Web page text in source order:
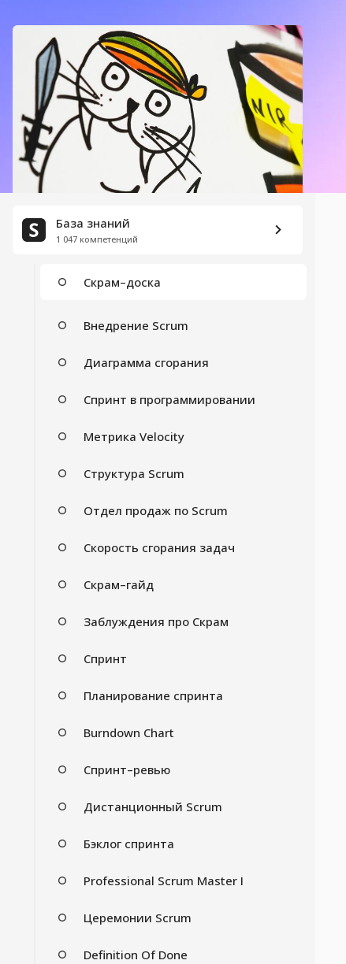
База знаний
1 047 компетенций
Scrum (Скрам)
Масштабирование Scrum
Scrum Of Scrums
Ценности и принципы Scrum
Как стать Скрам–мастером
Скрам–доска
Внедрение Scrum
Диаграмма сгорания
Спринт в программировании
Метрика Velocity
Структура Scrum
Отдел продаж по Scrum
Скорость сгорания задач
Скрам–гайд
Заблуждения про Скрам
Спринт
Планирование спринта
Burndown Chart
Спринт–ревью
Дистанционный Scrum
Бэклог спринта
Professional Scrum Master I
Церемонии Scrum
Definition Of Done